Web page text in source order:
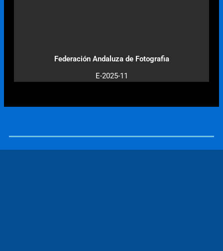
Federación Andaluza de Fotografia
E-2025-11